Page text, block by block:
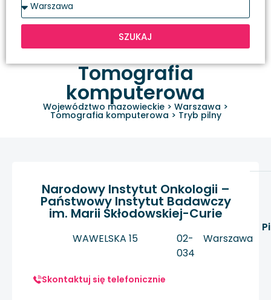
SZUKAJ
Tomografia
komputerowa
Województwo mazowieckie > Warszawa >
Tomografia komputerowa > Tryb pilny
Narodowy Instytut Onkologii –
Państwowy Instytut Badawczy
im. Marii Skłodowskiej-Curie
WAWELSKA 15
02-
034
Warszawa
Skontaktuj się telefonicznie